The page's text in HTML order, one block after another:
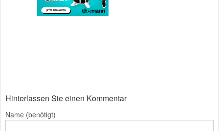
Hinterlassen Sie einen Kommentar
Name (benötigt)